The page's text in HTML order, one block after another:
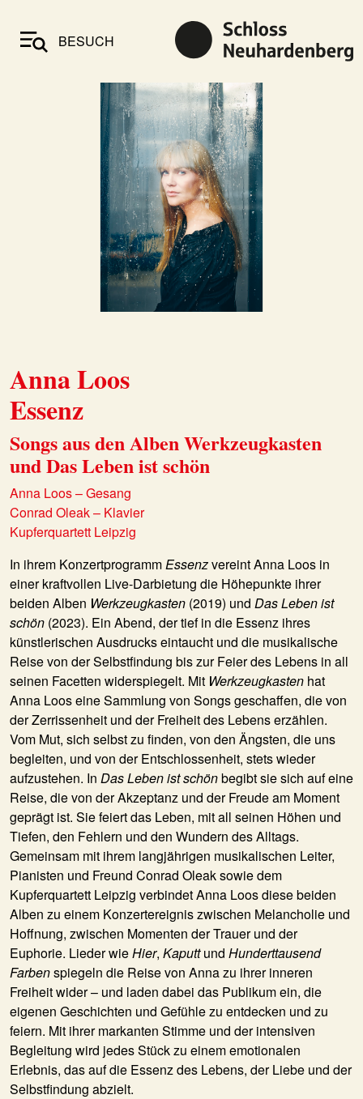
BESUCH
Anna Loos
Essenz
Songs aus den Alben Werkzeugkasten
und Das Leben ist schön
Anna Loos – Gesang
Conrad Oleak – Klavier
Kupferquartett Leipzig
In ihrem KonzertprogrammEssenzvereint Anna Loos in
einer kraftvollen Live-Darbietung die Höhepunkte ihrer
beiden Alben Werkzeugkasten (2019) und Das Leben ist
schön (2023). Ein Abend, der tief in die Essenz ihres
künstlerischen Ausdrucks eintaucht und die musikalische
Reise von der Selbstfindung bis zur Feier des Lebens in all
seinen Facetten widerspiegelt. Mit Werkzeugkasten hat
Anna Loos eine Sammlung von Songs geschaffen, die von
der Zerrissenheit und der Freiheit des Lebens erzählen.
Vom Mut, sich selbst zu finden, von den Ängsten, die uns
begleiten, und von der Entschlossenheit, stets wieder
aufzustehen. In Das Leben ist schönbegibt sie sich auf eine
Reise, die von der Akzeptanz und der Freude am Moment
geprägt ist. Sie feiert das Leben, mit all seinen Höhen und
Tiefen, den Fehlern und den Wundern des Alltags.
Gemeinsam mit ihrem langjährigen musikalischen Leiter,
Pianisten und Freund Conrad Oleak sowie dem
Kupferquartett Leipzig verbindet Anna Loos diese beiden
Alben zu einem Konzertereignis zwischen Melancholie und
Hoffnung, zwischen Momenten der Trauer und der
Euphorie. Lieder wieHier, Kaputtund Hunderttausend
Farbenspiegeln die Reise von Anna zu ihrer inneren
Freiheit wider – und laden dabei das Publikum ein, die
eigenen Geschichten und Gefühle zu entdecken und zu
feiern. Mit ihrer markanten Stimme und der intensiven
Begleitung wird jedes Stück zu einem emotionalen
Erlebnis, das auf die Essenz des Lebens, der Liebe und der
Selbstfindung abzielt.